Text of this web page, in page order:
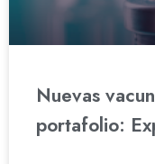
Nuevas
portafolio: